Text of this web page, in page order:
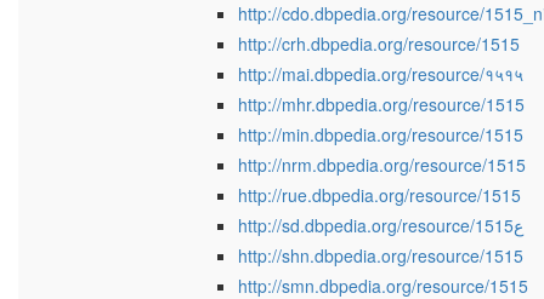
http://cdo.dbpedia.org/resource/
http://crh.dbpedia.org/resource/1515
http://mai.dbpedia.org/resource/१५१५
http://mhr.dbpedia.org/resource/1515
http://min.dbpedia.org/resource/1515
http://nrm.dbpedia.org/resource/1515
http://rue.dbpedia.org/resource/1515
http://sd.dbpedia.org/resource/1515ع
http://shn.dbpedia.org/resource/1515
http://smn.dbpedia.org/resource/1515